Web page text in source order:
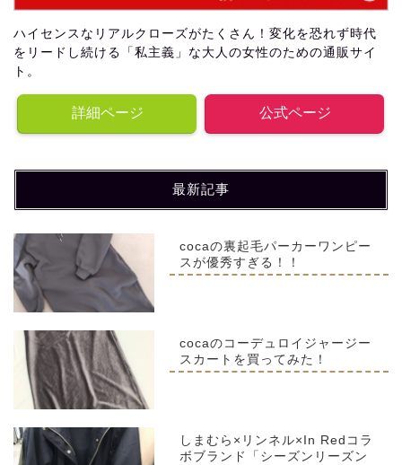
ハイセンスなリアルクローズがたくさん！変化を恐れず時代
をリードし続ける「私主義」な大人の女性のための通販サイ
ト。
詳細ページ 公式ページ
最新記事
cocaの裏起毛パーカーワンピー
スが優秀すぎる！！
cocaのコーデュロイジャージー
スカートを買ってみた！
しまむら×リンネル×In Redコラ
ボブランド「シーズンリーズン